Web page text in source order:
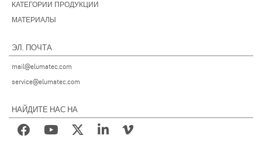
КАТЕГОРИИ ПРОДУКЦИИ
МАТЕРИАЛЫ
ЭЛ. ПОЧТА
mail@elumatec.com
service@elumatec.com
НАЙДИТЕ НАС НА